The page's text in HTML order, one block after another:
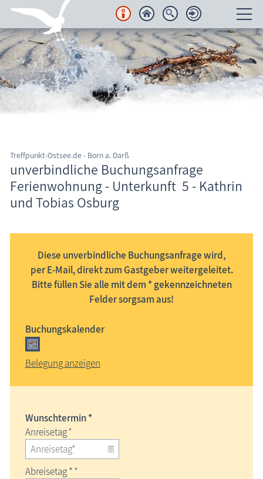
Unterkünfte
Regionales
Urlaubsorte
Freizeit
Wissenswertes
Blog
Informationssystem Fischland-Darß-Zingst
Treffpunkt-Ostsee.de - Born a. Darß
unverbindliche Buchungsanfrage
Ferienwohnung - Unterkunft 5 - Kathrin
und Tobias Osburg
Diese unverbindliche Buchungsanfrage wird,
per E-Mail, direkt zum Gastgeber weitergeleitet.
Bitte füllen Sie alle mit dem * gekennzeichneten
Felder sorgsam aus!
Buchungskalender
Belegung anzeigen
Wunschtermin *
Anreisetag*
Abreisetag **